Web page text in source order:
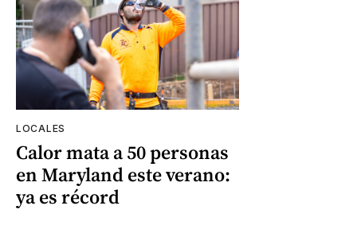
LOCALES
Calor mata a 50 personas
en Maryland este verano:
ya es récord